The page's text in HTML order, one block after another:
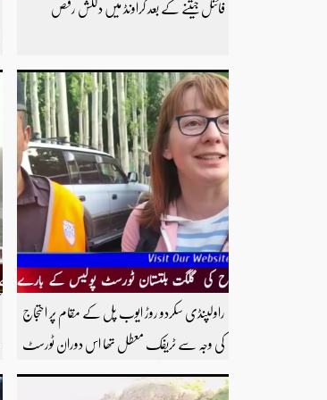
فائنل جیتنے کے بعد گراونڈ میں دلکش رقص
راولپنڈی سکردو روڑ ایوب پل کے مقام پر احتجاج
کی وجہ سے ٹریفک معطل تھا اس دوران ٹورسٹ
پولیس نے دو امریکی سیاحوں کو ریسکیو کرتے ہوئے